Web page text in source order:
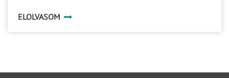
Egy rendszer akkor megfelelő, ha nemcsak fizikailag
üvegek megrendelése és a különböző szereplők
ELOLVASOM